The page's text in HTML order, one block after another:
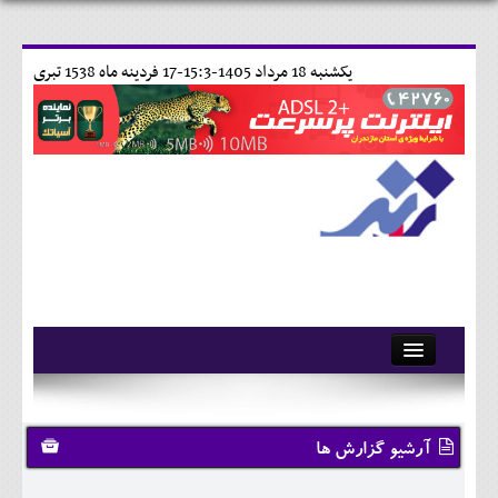
17 فردينه ماه 1538 تبری يکشنبه 18 مرداد 1405-15:3-
آرشیو
تماس با ما
وبلاگ
آرشیو گزارش ها